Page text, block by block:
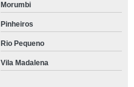
Morumbi
Pinheiros
Rio Pequeno
Vila Madalena